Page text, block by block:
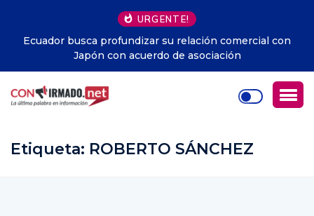
URGENTE!
Una IA crea virus que no existen en la naturaleza
Etiqueta: ROBERTO SÁNCHEZ